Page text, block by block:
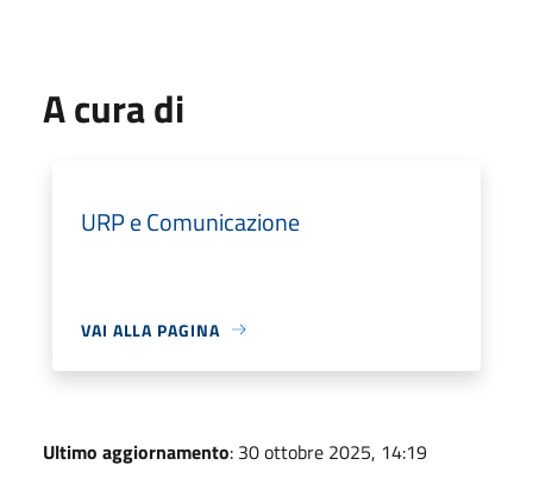
A cura di
URP e Comunicazione
VAI ALLA PAGINA
Ultimo aggiornamento: 30 ottobre 2025, 14:19